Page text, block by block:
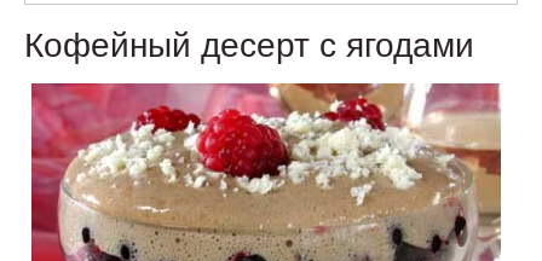
Кофейный десерт с ягодами